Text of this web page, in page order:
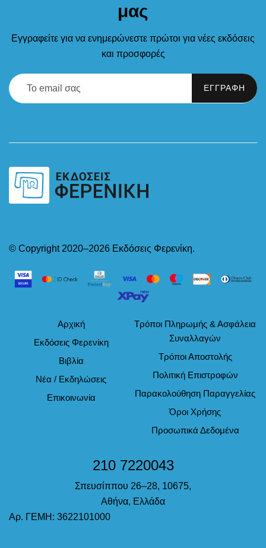
μας
Εγγραφείτε για να ενημερώνεστε πρώτοι για νέες εκδόσεις
και προσφορές
© Copyright 2020–2026 Εκδόσεις Φερενίκη.
Αρχική
Εκδόσεις Φερενίκη
Βιβλία
Νέα / Εκδηλώσεις
Επικοινωνία
Τρόποι Πληρωμής & Ασφάλεια
Συναλλαγών
Τρόποι Αποστολής
Πολιτική Επιστροφών
Παρακολούθηση Παραγγελίας
Όροι Χρήσης
Προσωπικά Δεδομένα
210 7220043
Σπευσίππου 26–28, 10675,
Αθήνα, Ελλάδα
Αρ. ΓΕΜΗ: 3622101000